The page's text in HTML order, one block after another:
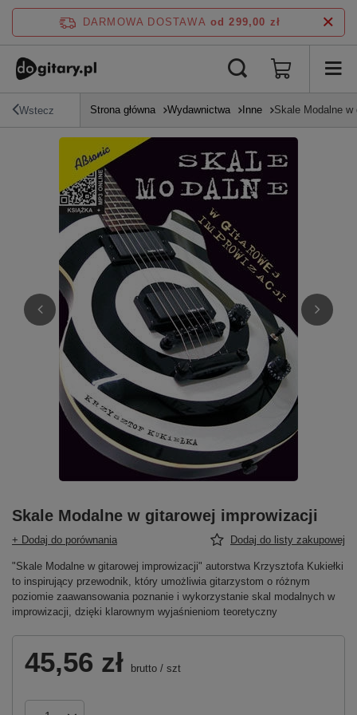
DARMOWA DOSTAWA od 299,00 zł
Wstecz Strona główna Wydawnictwa Inne Skale Modalne
Skale Modalne w gitarowej improwizacji
+ Dodaj do porównania Dodaj do listy zakupowej
"Skale Modalne w gitarowej improwizacji" autorstwa Krzysztofa Kukiełki
to inspirujący przewodnik, który umożliwia gitarzystom o różnym
poziomie zaawansowania poznanie i wykorzystanie skal modalnych w
improwizacji, dzięki klarownym wyjaśnieniom teoretyczny
45,56 zł brutto / szt